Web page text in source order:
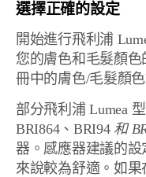
選擇正確的設定
開始進行飛利浦
您的膚色和毛髮顏
冊中的膚色/毛髮顏色
部分飛利浦 Lumea
BRI864、BRI94和
器。感應器建議的
來說較為舒適。如